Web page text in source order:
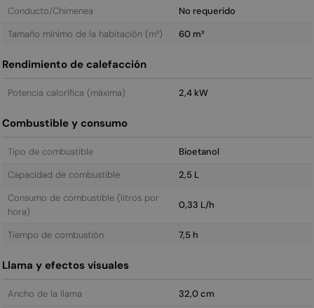
Conducto/Chimenea
No requerido
Tamaño mínimo de la habitación (m³)
60 m³
Rendimiento de calefacción
Potencia calorífica (máxima) 2,4 kW
Combustible y consumo
Tipo de combustible
Bioetanol
Capacidad de combustible
2,5 L
Consumo de combustible (litros por
hora)
0,33 L/h
Tiempo de combustión 7,5 h
Llama y efectos visuales
Ancho de la llama
32,0 cm